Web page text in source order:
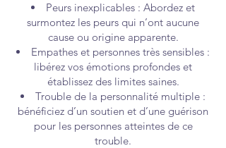
Peurs inexplicables : Abordez et
surmontez les peurs qui n’ont aucune
cause ou origine apparente.
Empathes et personnes très sensibles :
libérez vos émotions profondes et
établissez des limites saines.
Trouble de la personnalité multiple :
bénéficiez d’un soutien et d’une guérison
pour les personnes atteintes de ce
trouble.